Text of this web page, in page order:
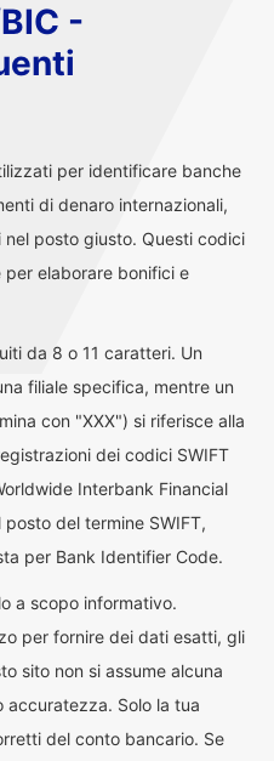
-
per identificare banche
di denaro internazionali,
posto giusto. Questi codici
elaborare bonifici e
da 8 o 11 caratteri. Un
filiale specifica, mentre un
con "XXX") si riferisce alla
dei codici SWIFT
Interbank Financial
del termine SWIFT,
per Bank Identifier Code.
a scopo informativo.
per fornire dei dati esatti, gli
sito non si assume alcuna
accuratezza. Solo la tua
del conto bancario. Se